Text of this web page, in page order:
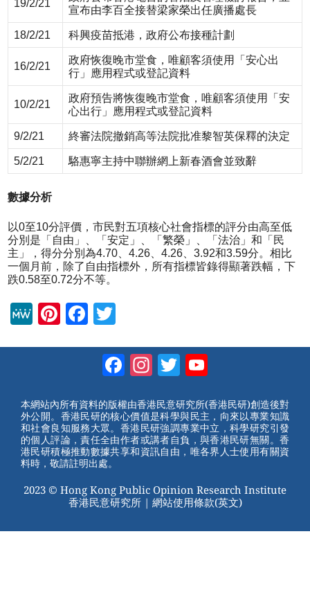
19/2/21
宣布由李百全接替梁家榮出任廣播處長
18/2/21 科興疫苗抵港，政府公布接種計劃
16/2/21
政府恢復晚市堂食，唯顧客須使用「安心出
行」應用程式或登記資料
10/2/21
政府預告將恢復晚市堂食，唯顧客須使用「安
心出行」應用程式或登記資料
9/2/21 終審法院撤銷高等法院批准黎智英保釋的決定
5/2/21 駱惠寧主持中聯辦網上新春酒會並致辭
數據分析
以0至10分評價，市民對五項核心社會指標的評分由高至低
分別是「自由」、「安定」、「繁榮」、「法治」和「民
主」，得分分別為4.70、4.26、4.26、3.92和3.59分。相比
一個月前，除了自由指標外，所有指標皆錄得顯著跌幅，下
跌0.58至0.72分不等。
M
Pi
st
F
b
o
o
k
tt
er
Facebook
Instagram
Twitter
本網站內所有資料的版權由香港民意研究所(香港民研)創造後對
外公開。香港民研的核心價值是科學與民主，向來以專業知識
和社會良知服務大眾。香港民研強調專業中立，科學研究引發
的個人評論，責任全由作者或講者自負，與香港民研無關。香
港民研積極推動數據共享和資訊自由，唯各界人士使用有關資
料時，敬請註明出處。
2023 © Hong Kong Public Opinion Research Institute
香港民意研究所 | 網站使用條款(英文)